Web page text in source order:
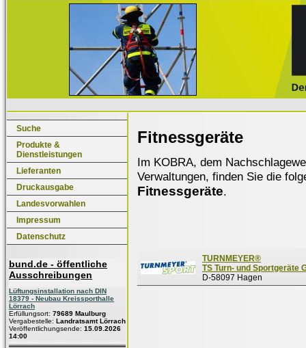
Suche
Produkte &
Dienstleistungen
Lieferanten
Druckausgabe
Landesvorwahlen
Impressum
Datenschutz
bund.de - öffentliche
Ausschreibungen
Lüftungsinstallation nach DIN
18379 - Neubau Kreissporthalle
Lörrach
Erfüllungsort: 79689 Maulburg
Vergabestelle: Landratsamt Lörrach
Veröffentlichungsende: 15.09.2026
14:00
Fitnessgeräte
Im KOBRA, dem
Verwaltungen, finden Sie die
Fitnessgeräte.
TURNMEYER®
TS Turn- und Sportgeräte
D-58097 Hagen